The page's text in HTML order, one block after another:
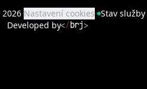
2026·Nastavení cookies· Stav služby
Developed by